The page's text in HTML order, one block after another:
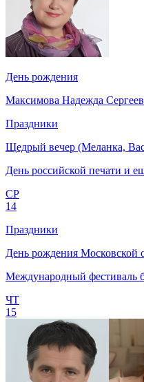
День рождения
Максимова Надежда
Праздники
Щедрый вечер (Меланка,
День российской печати и
СР
14
Праздники
День рождения Московской
Международный фестиваль
ЧТ
15